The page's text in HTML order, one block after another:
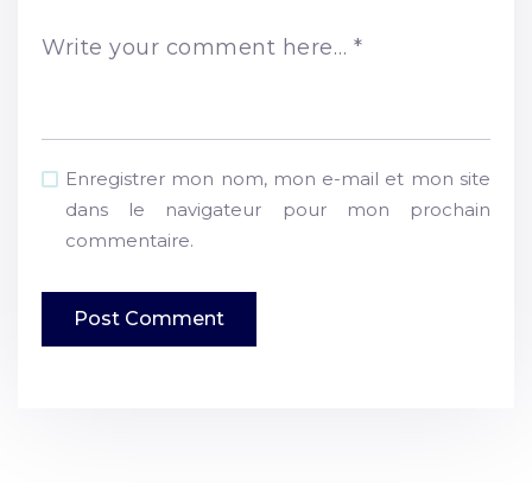
Write your comment here… *
Enregistrer mon nom, mon e-mail et mon site
dans le navigateur pour mon prochain
commentaire.